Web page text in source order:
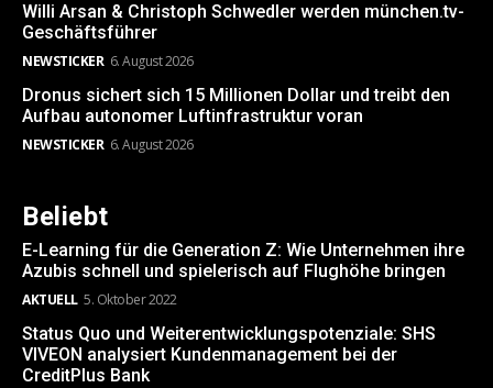
Willi Arsan & Christoph Schwedler werden münchen.tv-
Geschäftsführer
NEWSTICKER 6. August 2026
Dronus sichert sich 15 Millionen Dollar und treibt den
Aufbau autonomer Luftinfrastruktur voran
NEWSTICKER 6. August 2026
Beliebt
E-Learning für die Generation Z: Wie Unternehmen ihre
Azubis schnell und spielerisch auf Flughöhe bringen
AKTUELL 5. Oktober 2022
Status Quo und Weiterentwicklungspotenziale: SHS
VIVEON analysiert Kundenmanagement bei der
CreditPlus Bank